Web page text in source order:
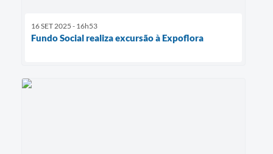
16 SET 2025 - 16h53
Fundo Social realiza excursão à Expoflora